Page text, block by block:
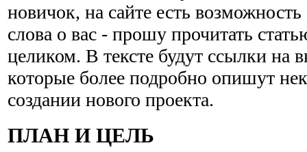
новичок, на сайте есть возможность
слова о вас - прошу прочитать
целиком. В тексте будут ссылки на
которые более подробно опишут
создании нового проекта.
ПЛАН И ЦЕЛЬ